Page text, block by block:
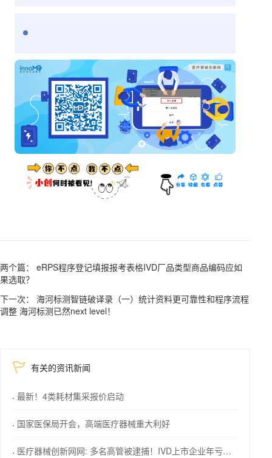
两个篇： eRPS程序登记填报报考表格IVD厂品类型商品编码应如
果选取？
下一次： 海河标测智链破译录（一）统计资料更可靠性和程序流程
调整 海河标测已然next level！
有关的资讯新闻
最新！4类耗材集采报价启动
国家医保局开会，高端医疗器械重大利好
医疗器械创新网网: 多名高管被逮捕！IVD上市企业年亏损1576万！